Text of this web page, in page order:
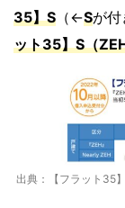
35】S （←Sが付
ット35】S（
出典：【フラット35